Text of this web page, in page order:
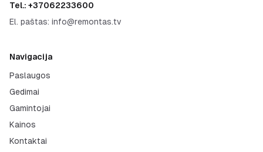
Tel.: +37062233600
El. paštas: info@remontas.tv
Navigacija
Paslaugos
Gedimai
Gamintojai
Kainos
Kontaktai